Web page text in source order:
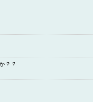
？？